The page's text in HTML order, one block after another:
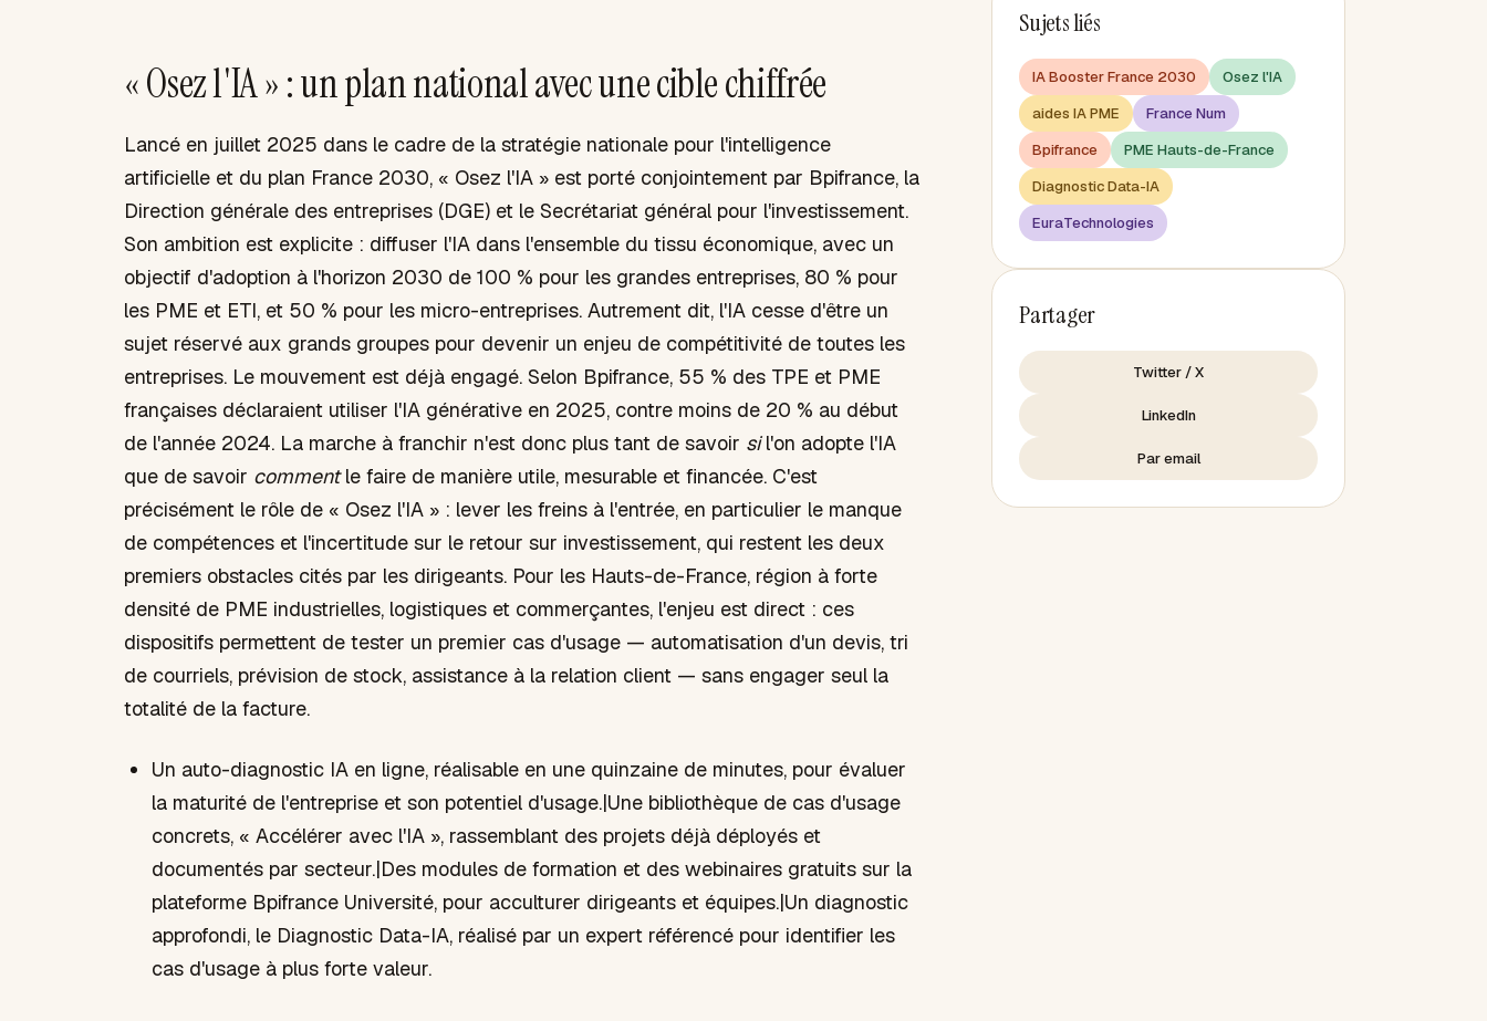
« Osez l'IA » : un plan national avec une cible chiffrée
Lancé en juillet 2025 dans le cadre de la stratégie nationale pour l'intelligence
artificielle et du plan France 2030, « Osez l'IA » est porté conjointement par Bpifrance, la
Direction générale des entreprises (DGE) et le Secrétariat général pour l'investissement.
Son ambition est explicite : diffuser l'IA dans l'ensemble du tissu économique, avec un
objectif d'adoption à l'horizon 2030 de 100 % pour les grandes entreprises, 80 % pour
les PME et ETI, et 50 % pour les micro-entreprises. Autrement dit, l'IA cesse d'être un
sujet réservé aux grands groupes pour devenir un enjeu de compétitivité de toutes les
entreprises. Le mouvement est déjà engagé. Selon Bpifrance, 55 % des TPE et PME
françaises déclaraient utiliser l'IA générative en 2025, contre moins de 20 % au début
de l'année 2024. La marche à franchir n'est donc plus tant de savoir sil'on adopte l'IA
que de savoir commentle faire de manière utile, mesurable et financée. C'est
précisément le rôle de « Osez l'IA » : lever les freins à l'entrée, en particulier le manque
de compétences et l'incertitude sur le retour sur investissement, qui restent les deux
premiers obstacles cités par les dirigeants. Pour les Hauts-de-France, région à forte
densité de PME industrielles, logistiques et commerçantes, l'enjeu est direct : ces
dispositifs permettent de tester un premier cas d'usage — automatisation d'un devis, tri
de courriels, prévision de stock, assistance à la relation client — sans engager seul la
totalité de la facture.
Un auto-diagnostic IA en ligne, réalisable en une quinzaine de minutes, pour évaluer
la maturité de l'entreprise et son potentiel d'usage.|Une bibliothèque de cas d'usage
concrets, « Accélérer avec l'IA », rassemblant des projets déjà déployés et
documentés par secteur.|Des modules de formation et des webinaires gratuits sur la
plateforme Bpifrance Université, pour acculturer dirigeants et équipes.|Un diagnostic
approfondi, le Diagnostic Data-IA, réalisé par un expert référencé pour identifier les
cas d'usage à plus forte valeur.
Sujets liés
IA Booster France 2030
Osez l'IA
aides IA PME
France Num
Bpifrance
PME Hauts-de-France
Diagnostic Data-IA
EuraTechnologies
Partager
Twitter / X
LinkedIn
Par email